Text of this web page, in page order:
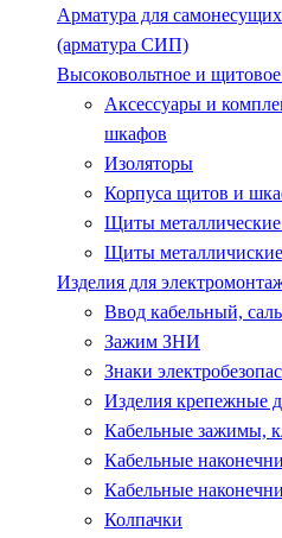
Арматура для
(арматура СИП)
Высоковольтное и
Аксессуары и
шкафов
Изоляторы
Корпуса щитов и
Щиты металлические
Щиты
Изделия для
Ввод кабельный,
Зажим ЗНИ
Знаки
Изделия крепежные
Кабельные зажимы,
Кабельные
Кабельные
Колпачки